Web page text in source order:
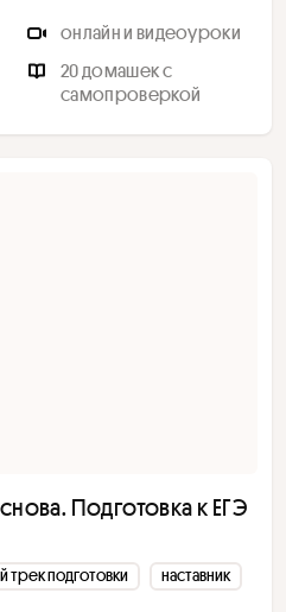
онлайн и видеоуроки
20 домашек с
самопроверкой
Подготовка к ЕГЭ
трек подготовки наставник